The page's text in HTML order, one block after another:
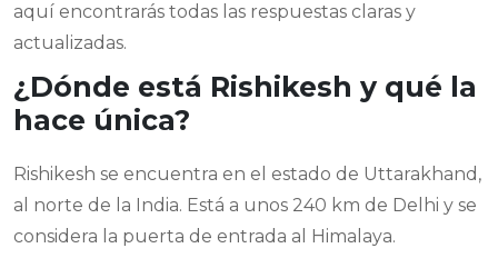
aquí encontrarás todas las respuestas claras y
actualizadas.
¿Dónde está Rishikesh y qué la
hace única?
Rishikesh se encuentra en el estado de Uttarakhand,
al norte de la India. Está a unos 240 km de Delhi y se
considera la puerta de entrada al Himalaya.